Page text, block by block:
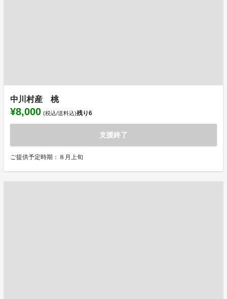
中川村産 桃
¥8,000 (税込/送料込)残り6
支援終了
ご提供予定時期：８月上旬